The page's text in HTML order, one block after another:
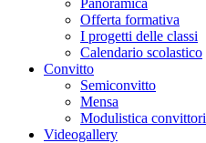
Offerta formativa
I progetti delle classi
Calendario scolastico
Convitto
Semiconvitto
Mensa
Modulistica convittori
Videogallery